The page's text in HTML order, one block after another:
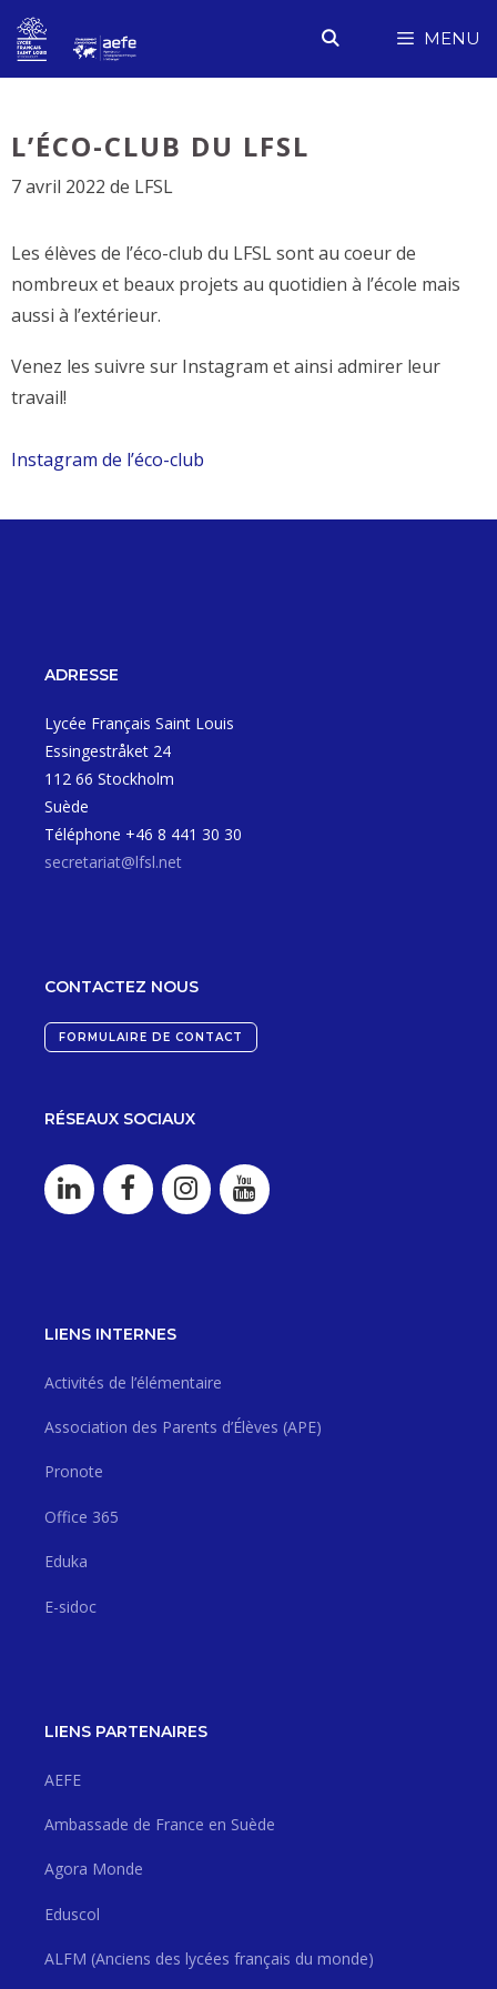
Aller
au
contenu
MENU
L’ÉCO-CLUB DU LFSL
7 avril 2022 de LFSL
Les élèves de l’éco-club du LFSL sont au coeur de
nombreux et beaux projets au quotidien à l’école mais
aussi à l’extérieur.
Venez les suivre sur Instagram et ainsi admirer leur
travail!
Instagram de l’éco-club
ADRESSE
Lycée Français Saint Louis
Essingestråket 24
112 66 Stockholm
Suède
Téléphone +46 8 441 30 30
secretariat@lfsl.net
CONTACTEZ NOUS
FORMULAIRE DE CONTACT
RÉSEAUX SOCIAUX
LIENS INTERNES
Activités de l’élémentaire
Association des Parents d’Élèves (APE)
Pronote
Office 365
Eduka
E-sidoc
LIENS PARTENAIRES
AEFE
Ambassade de France en Suède
Agora Monde
Eduscol
ALFM (Anciens des lycées français du monde)